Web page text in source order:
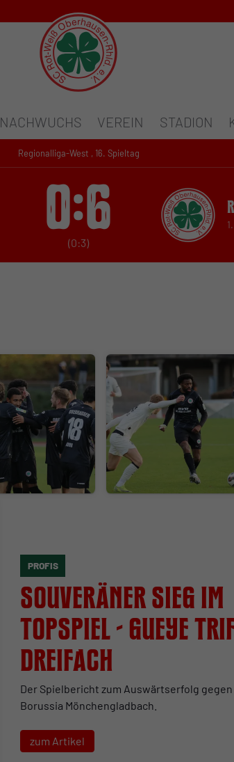
NACHWUCHS VEREIN STADION
Regionalliga-West , 16. Spieltag
0:6
(0:3)
PROFIS
Souveräner Sieg im
Topspiel - Gueye
dreifach
Der Spielbericht zum Auswärtserfolg gegen
Borussia Mönchengladbach.
zum Artikel